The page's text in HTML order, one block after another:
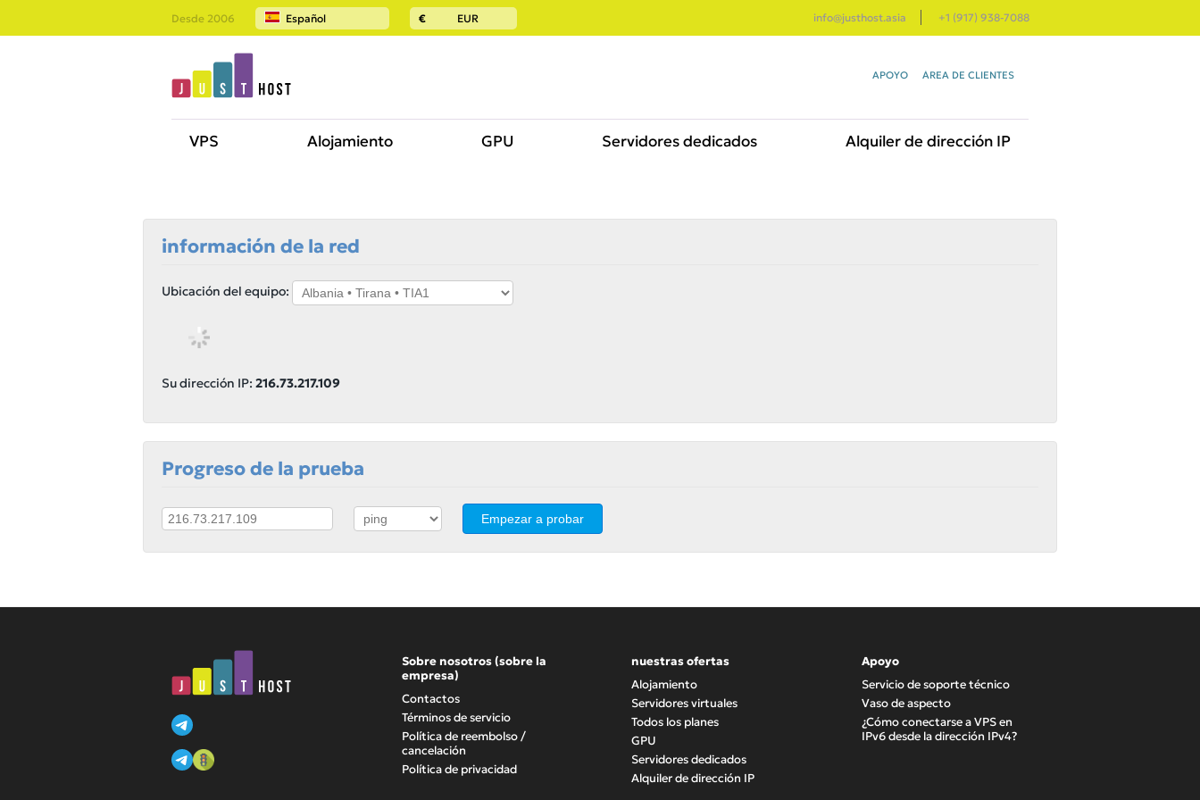
Desde 2006 Español € EUR info@justhost.asia +1 (917) 938-7088
APOYO ÁREA DE CLIENTES
VPS Alojamiento GPU Servidores dedicados Alquiler de dirección IP
información de la red
Ubicación del equipo:
Su dirección IP: 216.73.217.109
Progreso de la prueba
Empezar a probar
Sobre nosotros (sobre la
empresa)
Contactos
Términos de servicio
Política de reembolso /
cancelación
Política de privacidad
nuestras ofertas
Alojamiento
Servidores virtuales
Todos los planes
GPU
Servidores dedicados
Alquiler de dirección IP
Apoyo
Servicio de soporte técnico
Vaso de aspecto
¿Cómo conectarse a VPS en
IPv6 desde la dirección IPv4?